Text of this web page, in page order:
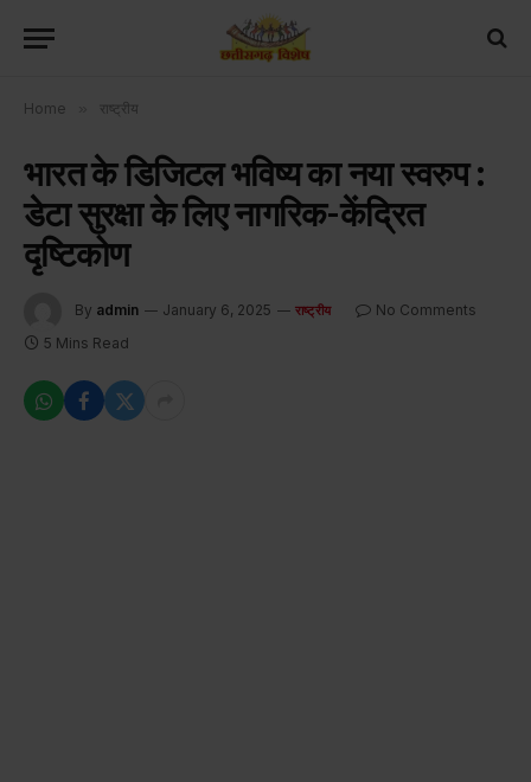
Home राष्ट्रीय
भारत के डिजिटल भविष्य का नया स्वरुप :
डेटा सुरक्षा के लिए नागरिक-केंद्रित
दृष्टिकोण
By admin January 6, 2025 राष्ट्रीय
No Comments
5 Mins Read